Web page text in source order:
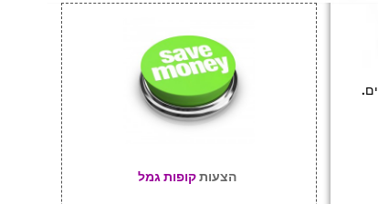
הצעותקופות גמל